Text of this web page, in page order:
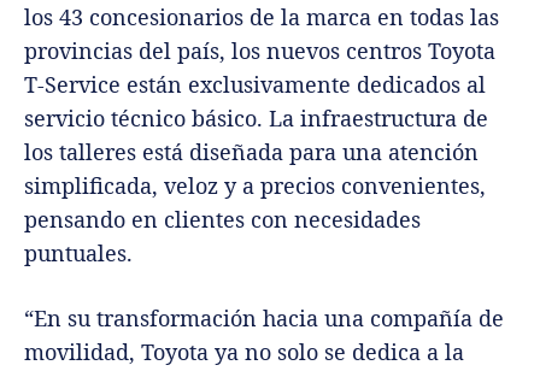
los 43 concesionarios de la marca en todas las
provincias del país, los nuevos centros Toyota
T-Service están exclusivamente dedicados al
servicio técnico básico. La infraestructura de
los talleres está diseñada para una atención
simplificada, veloz y a precios convenientes,
pensando en clientes con necesidades
puntuales.
“En su transformación hacia una compañía de
movilidad, Toyota ya no solo se dedica a la